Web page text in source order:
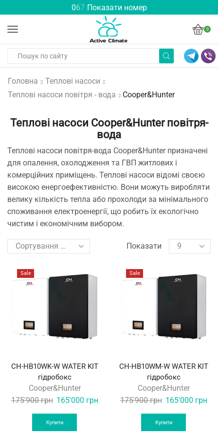
067 Показати номер
0
Головна
Теплові насоси
Теплові насоси повітря - вода
Cooper&Hunter
Теплові насоси Cooper&Hunter повітря-
вода
Теплові насоси повітря-вода Cooper&Hunter призначені
для опалення, охолодження та ГВП житлових і
комерційних приміщень. Теплові насоси відомі своєю
високою енергоефективністю. Вони можуть виробляти
велику кількість тепла або прохолоди за мінімального
споживання електроенергії, що робить їх екологічно
чистим і економічним вибором.
Показати
Sale
CH-HB10WK-W WATER KIT
гідробокс
Cooper&Hunter
175'900грн Original
was:
165'000 грнCurrent
Купити
Sale
CH-HB10WM-W WATER KIT
гідробокс
Cooper&Hunter
175'900грн Original
was:
165'000 грн
Купити